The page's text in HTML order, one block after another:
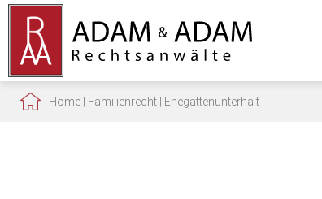
Home Familienrecht Ehegattenunterhalt